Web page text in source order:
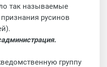
так называемые
русинов
группу